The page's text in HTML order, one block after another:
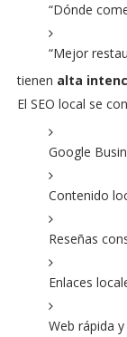
“Dónde
“Mejor
tienen alta
El SEO local se
Google
Contenido
Reseñas
Enlaces
Web rápida